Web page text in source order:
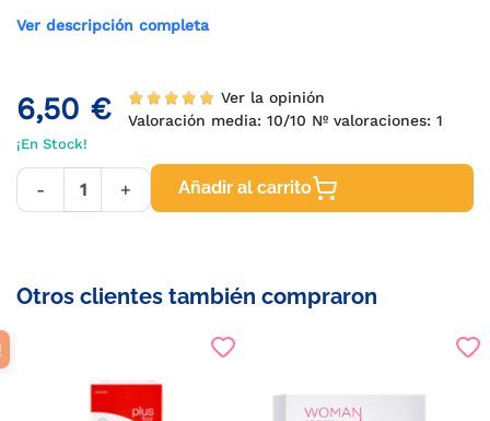
Ver descripción completa
6,50 €
Ver la opinión
Valoración media: 10/10 Nº valoraciones: 1
¡En Stock!
- + Añadir al carrito
Otros clientes también compraron